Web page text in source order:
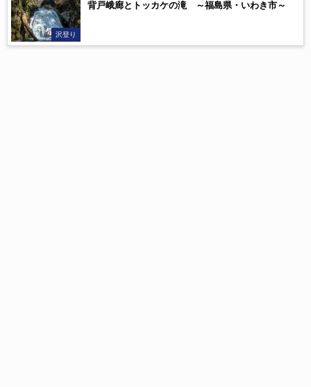
沢登り
背戸峨廊とトッカケの滝 ～福島県・いわき市～